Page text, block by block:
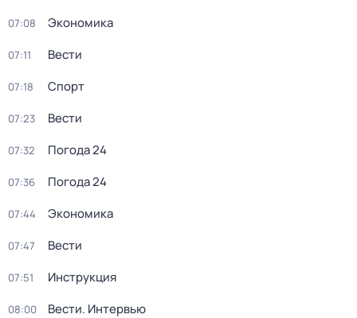
07:08 Экономика
07:11 Вести
07:18 Спорт
07:23 Вести
07:32 Погода 24
07:36 Погода 24
07:44 Экономика
07:47 Вести
07:51 Инструкция
08:00 Вести. Интервью